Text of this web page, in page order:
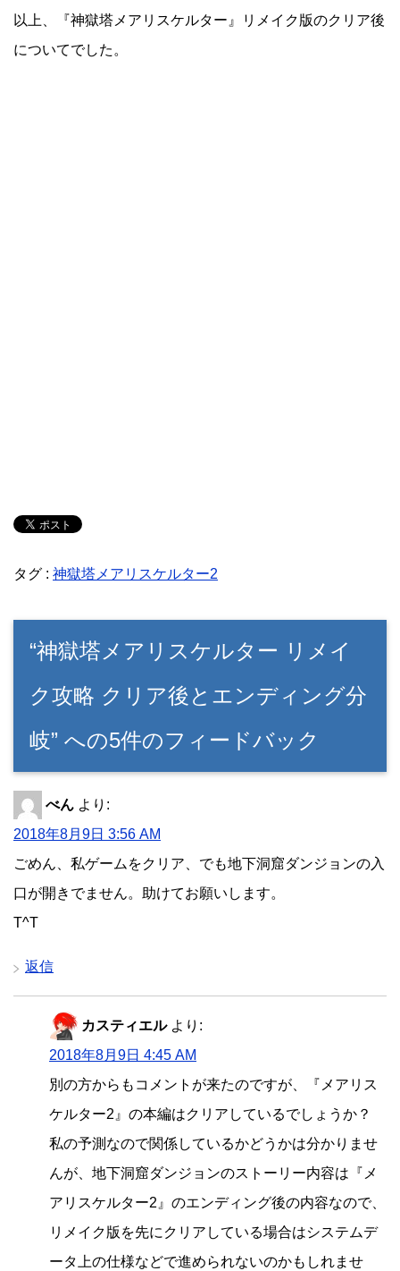
以上、『神獄塔メアリスケルター』リメイク版のクリア後
についてでした。
タグ : 神獄塔メアリスケルター2
“神獄塔メアリスケルター リメイ
ク攻略 クリア後とエンディング分
岐” への5件のフィードバック
べん より:
2018年8月9日 3:56 AM
ごめん、私ゲームをクリア、でも地下洞窟ダンジョンの入
口が開きでません。助けてお願いします。
T^T
返信
カスティエル より:
2018年8月9日 4:45 AM
別の方からもコメントが来たのですが、『メアリス
ケルター2』の本編はクリアしているでしょうか？
私の予測なので関係しているかどうかは分かりませ
んが、地下洞窟ダンジョンのストーリー内容は『メ
アリスケルター2』のエンディング後の内容なので、
リメイク版を先にクリアしている場合はシステムデ
ータ上の仕様などで進められないのかもしれませ